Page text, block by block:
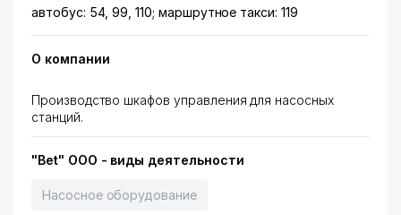
автобус: 54, 99, 110; маршрутное такси: 119
О компании
Производство шкафов управления для насосных
станций.
"Bet" ООО - виды деятельности
Насосное оборудование